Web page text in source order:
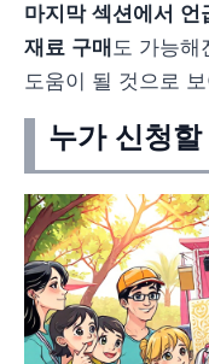
마지막 섹션에서 언
재료 구매 도 가능해
도움이 될 것으로
누가 신청